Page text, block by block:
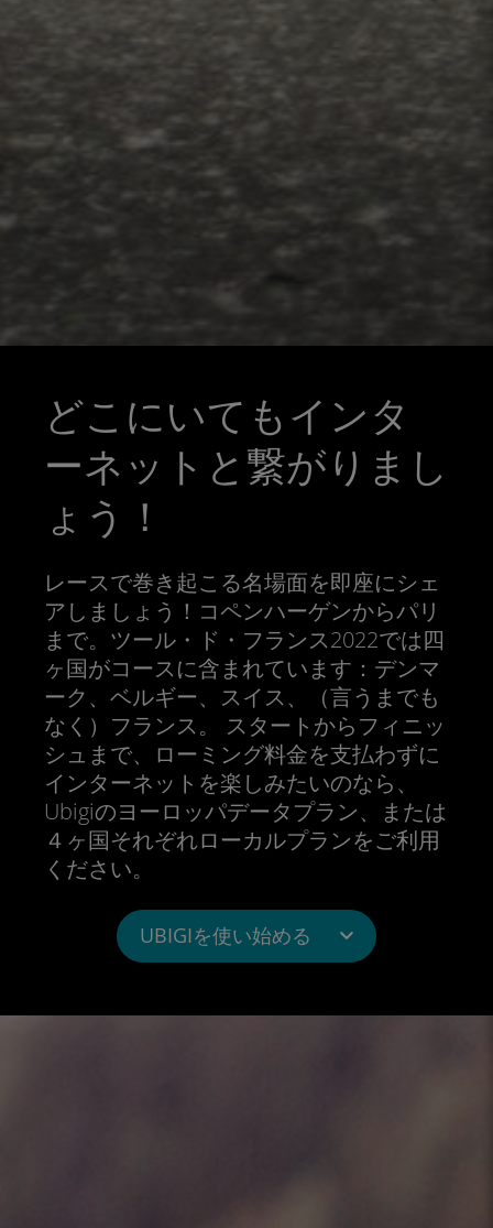
どこにいてもインタ
ーネットと繋がりまし
ょう！
レースで巻き起こる名場面を即座にシェ
アしましょう！コペンハーゲンからパリ
まで。ツール・ド・フランス2022では四
ヶ国がコースに含まれています：デンマ
ーク、ベルギー、スイス、（言うまでも
なく）フランス。 スタートからフィニッ
シュまで、ローミング料金を支払わずに
インターネットを楽しみたいのなら、
Ubigiのヨーロッパデータプラン、または
４ヶ国それぞれローカルプランをご利用
ください。
UBIGIを使い始める